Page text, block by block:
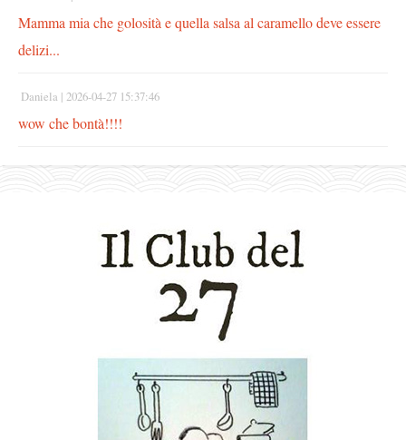
Mamma mia che golosità e quella salsa al caramello deve essere
delizi...
Daniela | 2026-04-27 15:37:46
wow che bontà!!!!